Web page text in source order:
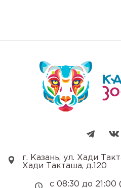
г. Казань, ул. Хади
Хади Такташа, д.120
с 08:30 до 21:00